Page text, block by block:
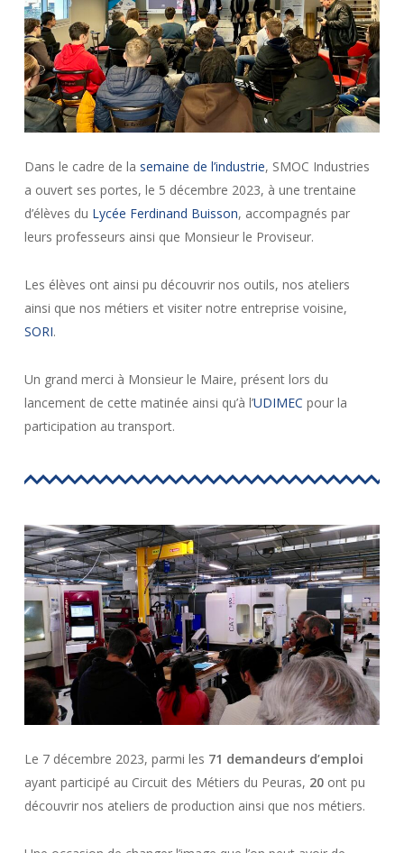
Dans le cadre de la semaine de l’industrie, SMOC Industries
a ouvert ses portes, le 5 décembre 2023, à une trentaine
d’élèves du Lycée Ferdinand Buisson, accompagnés par
leurs professeurs ainsi que Monsieur le Proviseur.
Les élèves ont ainsi pu découvrir nos outils, nos ateliers
ainsi que nos métiers et visiter notre entreprise voisine,
SORI.
Un grand merci à Monsieur le Maire, présent lors du
lancement de cette matinée ainsi qu’à l’UDIMEC pour la
participation au transport.
Le 7 décembre 2023, parmi les 71 demandeurs d’emploi
ayant participé au Circuit des Métiers du Peuras, 20ont pu
découvrir nos ateliers de production ainsi que nos métiers.